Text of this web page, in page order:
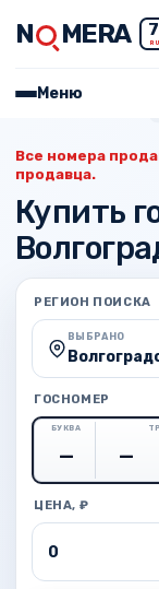
N MERA
Меню
Все номера
продавца.
Купить
РЕГИОН ПОИСКА
ВЫБРАНО
ГОСНОМЕР
БУКВА
ЦЕНА, ₽
Цена от